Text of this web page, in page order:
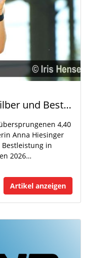
Anna Hiesinger: Mit DM-Silber und Bestleistung zur U20-WM
4,40
Anna Hiesinger
in
2026…
Artikel anzeigen